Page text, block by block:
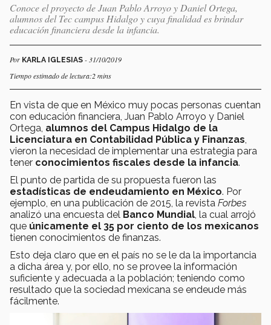
Conoce el proyecto de Juan Pablo Arroyo y Daniel Ortega,
alumnos del Tec campus Hidalgo y cuya finalidad es brindar
educación financiera desde la infancia.
Por KARLA IGLESIAS - 31/10/2019
Tiempo estimado de lectura:2 mins
En vista de que en México muy pocas personas cuentan
con educación financiera, Juan Pablo Arroyo y Daniel
Ortega, alumnos del Campus Hidalgo de la
Licenciatura en Contabilidad Pública y Finanzas
vieron la necesidad de implementar una estrategia para
tener conocimientos fiscales desde la infancia.
El punto de partida de su propuesta fueron las
estadísticas de endeudamiento en México. Por
ejemplo, en una publicación de 2015, la revista Forbes
analizó una encuesta del Banco Mundial , la cual arrojó
que únicamente el 35 por ciento de los mexicanos
tienen conocimientos de finanzas.
Esto deja claro que en el país no se le da la importancia
a dicha área y, por ello, no se provee la información
suficiente y adecuada a la población; teniendo como
resultado que la sociedad mexicana se endeude más
fácilmente.